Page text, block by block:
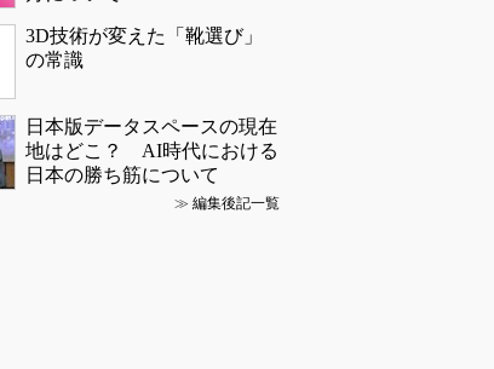
3D技術が変えた「靴選び」
の常識
日本版データスペースの現在
地はどこ？ AI時代における
日本の勝ち筋について
≫ 編集後記一覧